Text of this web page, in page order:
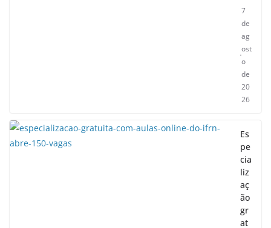
7
de
ag
ost
o
de
20
26
Es
pe
cia
liz
aç
ão
gr
at